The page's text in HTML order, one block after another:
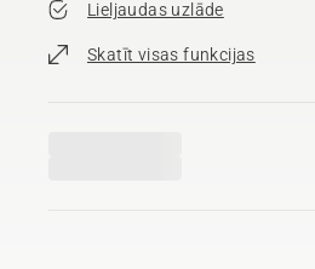
Lieljaudas uzlāde
Skatīt visas funkcijas